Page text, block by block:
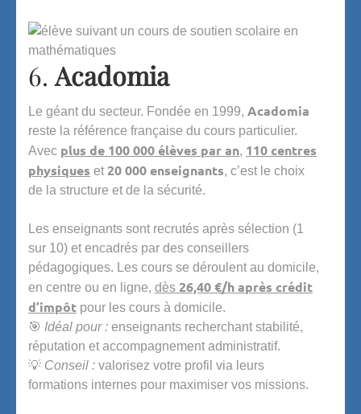
6.Acadomia
Le géant du secteur. Fondée en 1999, Acadomia
reste la référence française du cours particulier.
Avec plus de 100 000 élèves par an, 110 centres
physiques et 20 000 enseignants, c’est le choix
de la structure et de la sécurité.
Les enseignants sont recrutés après sélection (1
sur 10) et encadrés par des conseillers
pédagogiques. Les cours se déroulent au domicile,
en centre ou en ligne, dès 26,40 €/h après crédit
d’impôt pour les cours à domicile.
🎯 Idéal pour : enseignants recherchant stabilité,
réputation et accompagnement administratif.
💡 Conseil : valorisez votre profil via leurs
formations internes pour maximiser vos missions.